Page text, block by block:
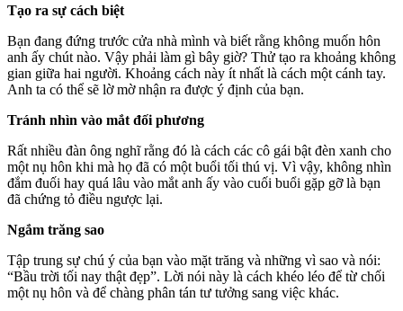
Tạo ra sự cách biệt
Bạn đang đứng trước cửa nhà mình và biết rằng không muốn hôn
anh ấy chút nào. Vậy phải làm gì bây giờ? Thử tạo ra khoảng không
gian giữa hai người. Khoảng cách này ít nhất là cách một cánh tay.
Anh ta có thể sẽ lờ mờ nhận ra được ý định của bạn.
Tránh nhìn vào mắt đối phương
Rất nhiều đàn ông nghĩ rằng đó là cách các cô gái bật đèn xanh cho
một nụ hôn khi mà họ đã có một buổi tối thú vị. Vì vậy, không nhìn
đắm đuối hay quá lâu vào mắt anh ấy vào cuối buổi gặp gỡ là bạn
đã chứng tỏ điều ngược lại.
Ngắm trăng sao
Tập trung sự chú ý của bạn vào mặt trăng và những vì sao và nói:
“Bầu trời tối nay thật đẹp”. Lời nói này là cách khéo léo để từ chối
một nụ hôn và để chàng phân tán tư tưởng sang việc khác.